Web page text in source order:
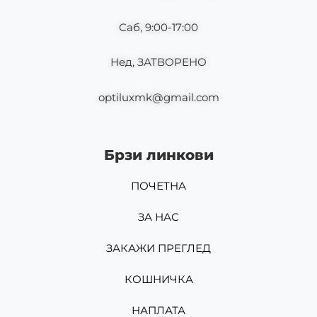
Саб, 9:00-17:00
Нед, ЗАТВОРЕНО
optiluxmk@gmail.com
Брзи линкови
ПОЧЕТНА
ЗА НАС
ЗАКАЖИ ПРЕГЛЕД
КОШНИЧКА
НАПЛАТА